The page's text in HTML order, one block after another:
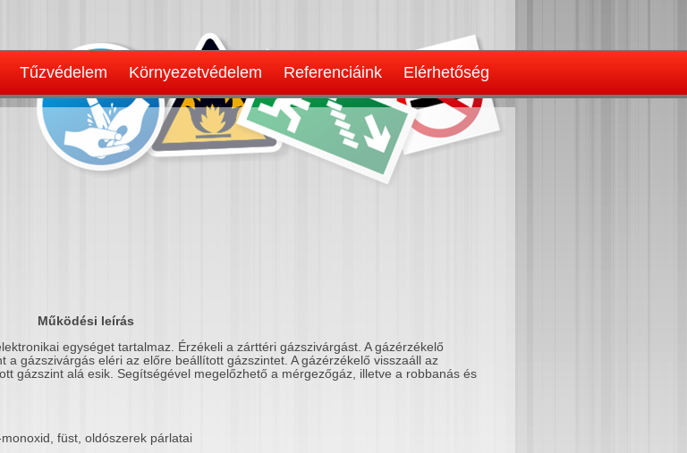
Tűzvédelem Környezetvédelem Referenciáink Elérhetőség
Működési leírás
egységet tartalmaz. Érzékeli a zárttéri gázszivárgást. A gázérzékelő
a gázszivárgás eléri az előre beállított gázszintet. A gázérzékelő visszaáll az
gázszint alá esik. Segítségével megelőzhető a mérgezőgáz, illetve a robbanás és
füst, oldószerek párlatai